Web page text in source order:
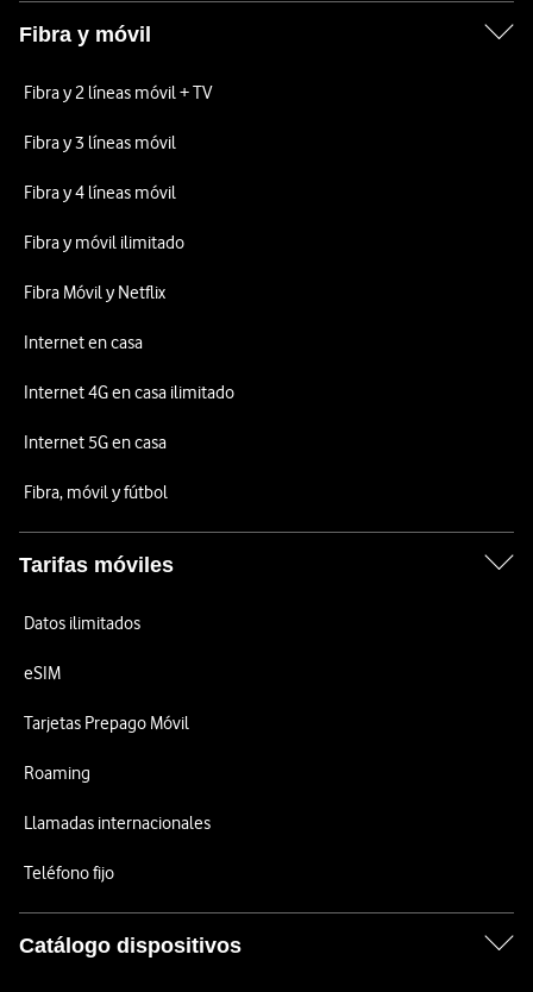
Fibra y móvil
Fibra y 2 líneas móvil + TV
Fibra y 3 líneas móvil
Fibra y 4 líneas móvil
Fibra y móvil ilimitado
Fibra Móvil y Netflix
Internet en casa
Internet 4G en casa ilimitado
Internet 5G en casa
Fibra, móvil y fútbol
Tarifas móviles
Datos ilimitados
eSIM
Tarjetas Prepago Móvil
Roaming
Llamadas internacionales
Teléfono fijo
Catálogo dispositivos